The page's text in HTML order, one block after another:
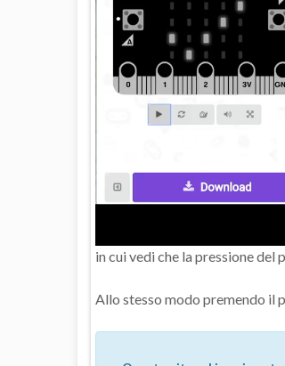
in cui vedi che la pressione del
Allo stesso modo premendo il